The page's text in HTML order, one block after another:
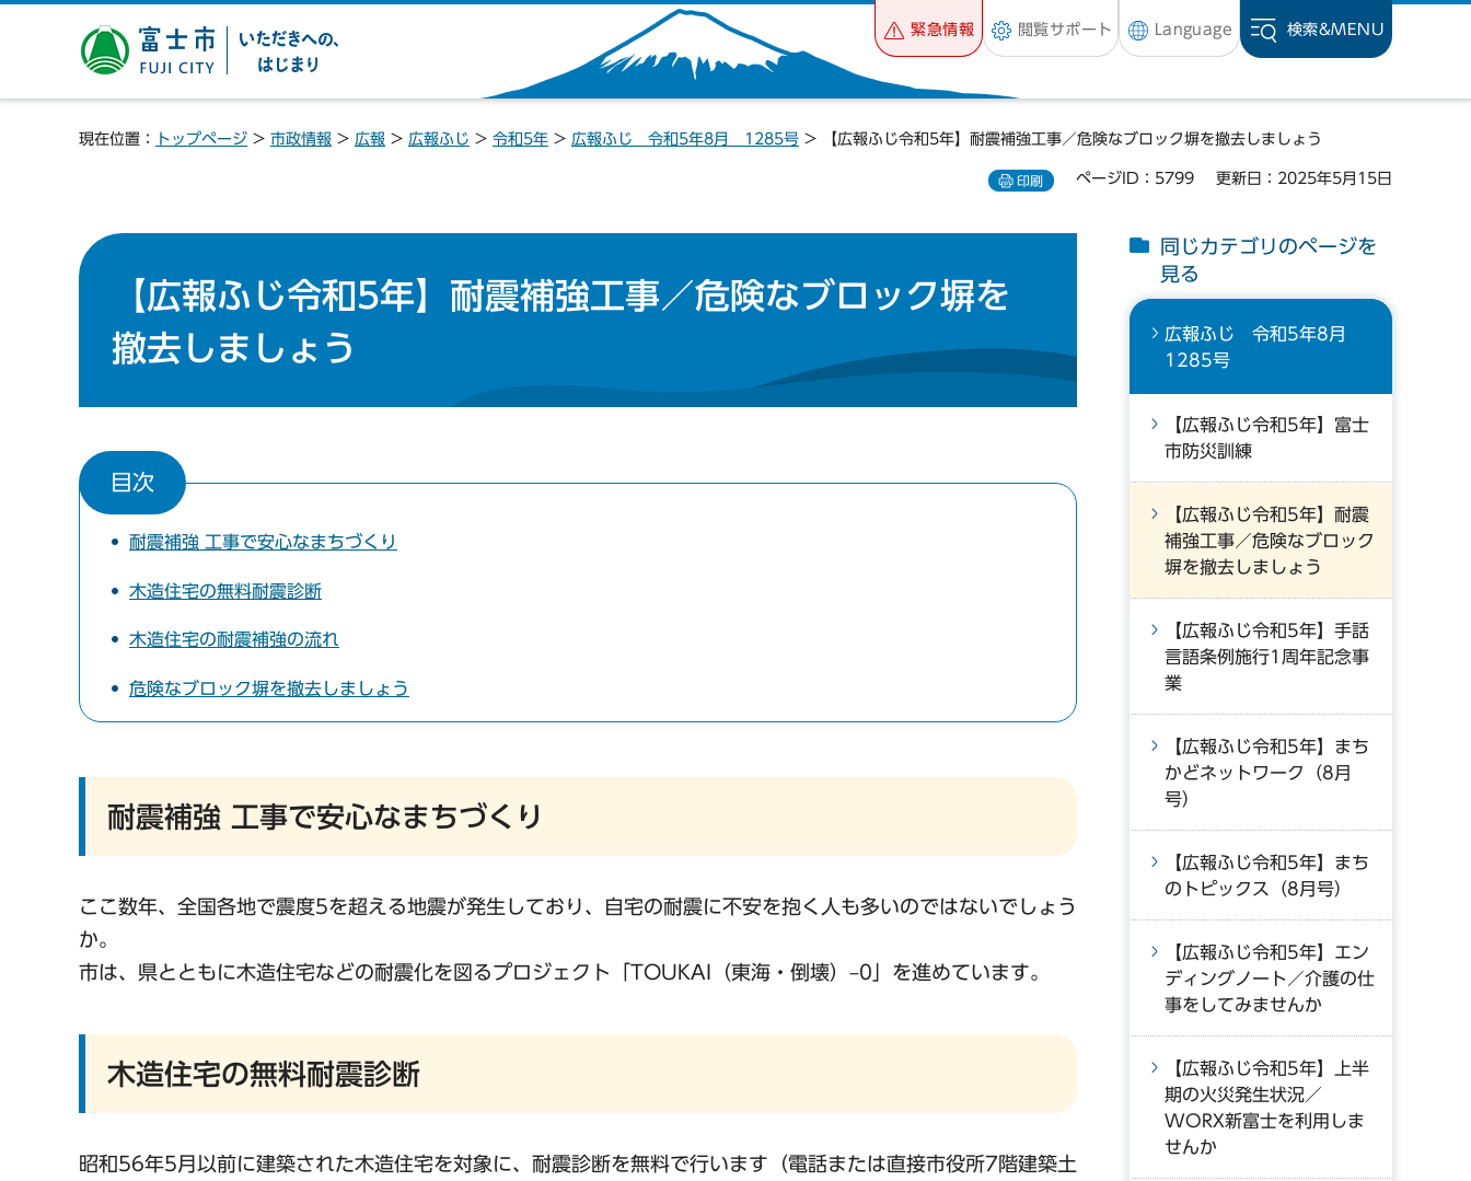
富士市 いただきへの、は
じまり
緊急情報 閲覧サポート Language 検索&MENU
現在位置： トップページ > 市政情報 > 広報 > 広報ふじ > 令和5年 > 広報ふじ 令和5年8月 1285号 > 【広報ふじ令和5年】耐震補強工事／危険なブロック塀を撤去しましょう
印刷 ページID：5799 更新日：2025年5月15日
【広報ふじ令和5年】耐震補強工事／危険なブロック塀を
撤去しましょう
目次
耐震補強 工事で安心なまちづくり
木造住宅の無料耐震診断
木造住宅の耐震補強の流れ
危険なブロック塀を撤去しましょう
耐震補強 工事で安心なまちづくり
ここ数年、全国各地で震度5を超える地震が発生しており、自宅の耐震に不安を抱く人も多いのではないでしょう
か。
市は、県とともに木造住宅などの耐震化を図るプロジェクト「TOUKAI（東海・倒壊）–0」を進めています。
木造住宅の無料耐震診断
昭和56年5月以前に建築された木造住宅を対象に、耐震診断を無料で行います（電話または直接市役所7階建築土
同じカテゴリのページを
見る
広報ふじ 令和5年8月
1285号
【広報ふじ令和5年】富士
市防災訓練
【広報ふじ令和5年】耐震
補強工事／危険なブロック
塀を撤去しましょう
【広報ふじ令和5年】手話
言語条例施行1周年記念事
業
【広報ふじ令和5年】まち
かどネットワーク（8月
号）
【広報ふじ令和5年】まち
のトピックス（8月号）
【広報ふじ令和5年】エン
ディングノート／介護の仕
事をしてみませんか
【広報ふじ令和5年】上半
期の火災発生状況／
WORX新富士を利用しま
せんか